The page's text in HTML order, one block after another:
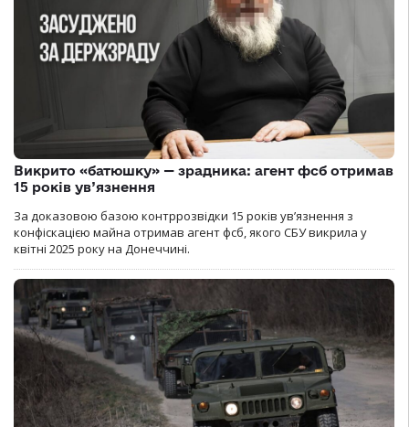
Викрито «батюшку» — зрадника: агент фсб отримав
15 років ув’язнення
За доказовою базою контррозвідки 15 років увʼязнення з
конфіскацією майна отримав агент фсб, якого СБУ викрила у
квітні 2025 року на Донеччині.